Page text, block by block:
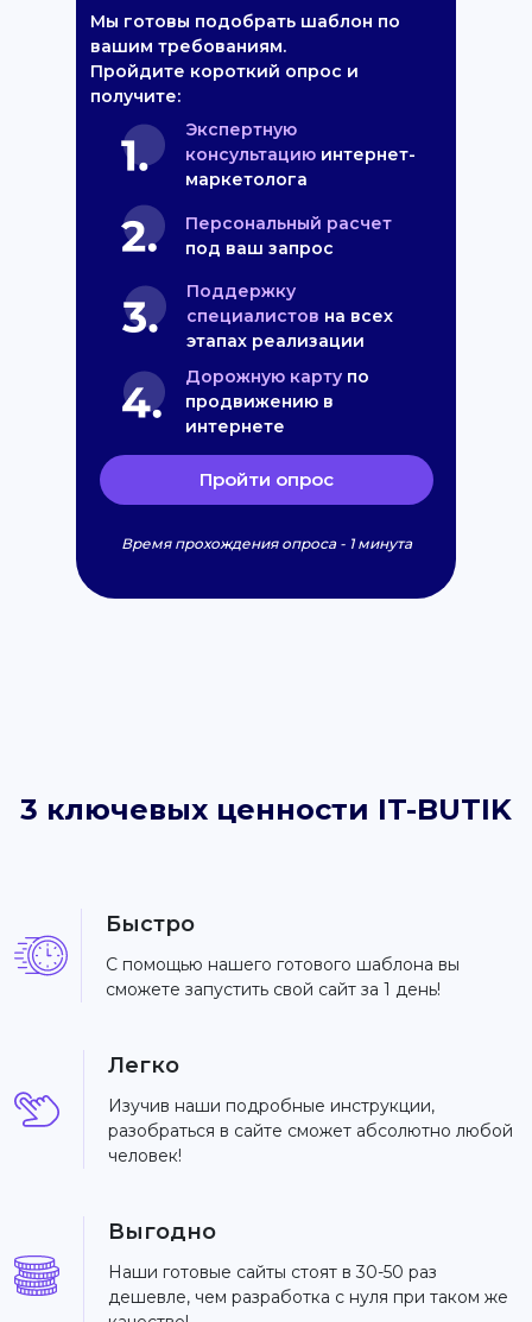
Мы готовы подобрать шаблон по
вашим требованиям.
Пройдите короткий опрос и
получите:
Экспертную
консультацию интернет-
маркетолога
Персональный расчет
под ваш запрос
Поддержку
специалистов на всех
этапах реализации
Дорожную карту по
продвижению в
интернете
Пройти опрос
Время прохождения опроса - 1 минута
3 ключевых ценности IT-BUTIK
Быстро
С помощью нашего готового шаблона вы
сможете запустить свой сайт за 1 день!
Легко
Изучив наши подробные инструкции,
разобраться в сайте сможет абсолютно любой
человек!
Выгодно
Наши готовые сайты стоят в 30-50 раз
дешевле, чем разработка с нуля при таком же